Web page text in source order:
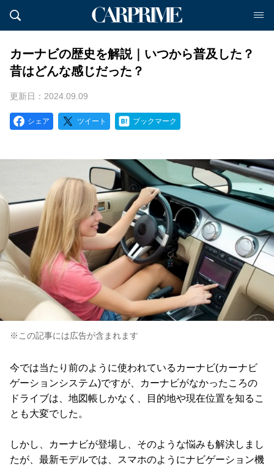
カーナビの歴史を解説｜いつから普及した？
昔はどんな感じだった？
更新日：2024.09.09
シェア ツイート ブックマーク
※この記事には広告が含まれます
今では当たり前のように使われているカーナビ(カーナビ
ゲーションシステム)ですが、カーナビがなかったころの
ドライブは、地図帳しかなく、目的地や現在位置を知るこ
とも大変でした。
しかし、カーナビが登場し、そのような悩みも解決しまし
たが、最新モデルでは、スマホのようにナビゲーション機